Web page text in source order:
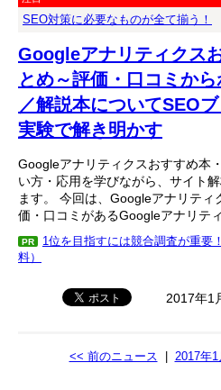
SEO対策に必要なものが全て揃う！
Googleアナリティクス
とめ～評価・口コミか
／解説本についてSEO
実験で解き明かす
Googleアナリティクスおすすめ本
い方・応用を学びながら、サイト
ます。 今回は、Googleアナリテ
価・口コミがあるGoogleアナリテ
PR
1位を目指すには競合調査が重要
料）
2017年1
<< 前のニュース 2017年1